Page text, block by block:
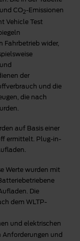
CO2-Emissionen
Vehicle Test
Fahrbetrieb wider,
der
und die
die nach
auf Basis einer
ermittelt. Plug-in-
Werte wurden mit
Die
dem WLTP-
und elektrischen
Anforderungen und